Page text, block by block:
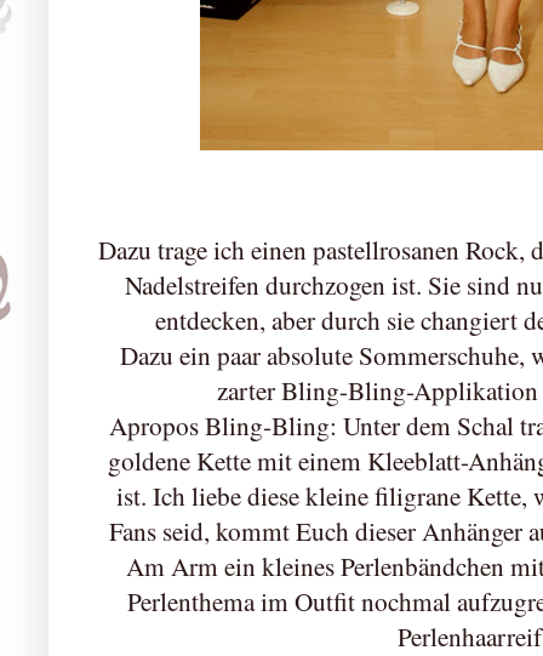
Dazu trage ich einen pastellrosanen
Nadelstreifen durchzogen ist. Sie sind
entdecken, aber durch sie changiert
Dazu ein paar absolute Sommerschuhe,
zarter Bling-Bling-Applikation
Apropos Bling-Bling: Unter dem Schal
goldene Kette mit einem Kleeblatt-
ist. Ich liebe diese kleine filigrane Kette,
Fans seid, kommt Euch dieser Anhänger
Am Arm ein kleines Perlenbändchen
Perlenthema im Outfit nochmal